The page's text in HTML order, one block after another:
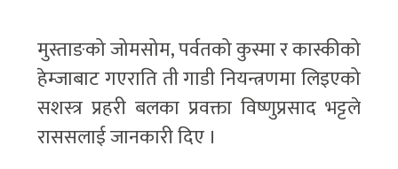
मुस्ताङको जोमसोम, पर्वतको कुस्मा र कास्कीको
हेम्जाबाट गएराति ती गाडी नियन्त्रणमा लिइएको
सशस्त्र प्रहरी बलका प्रवक्ता विष्णुप्रसाद भट्टले
राससलाई जानकारी दिए ।